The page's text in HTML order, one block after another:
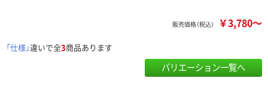
販売価格（税込） ￥3,780～
「仕様」違いで全3商品あります
バリエーション一覧へ